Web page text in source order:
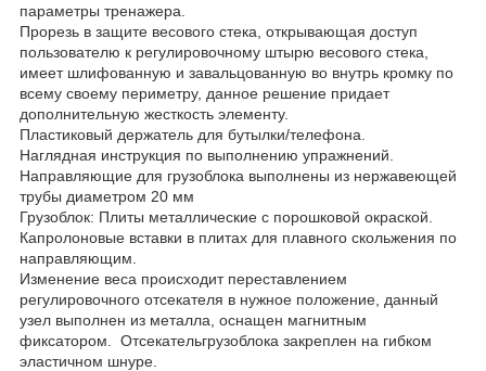
параметры тренажера.
Прорезь в защите весового стека, открывающая доступ
пользователю к регулировочному штырю весового стека,
имеет шлифованную и завальцованную во внутрь кромку по
всему своему периметру, данное решение придает
дополнительную жесткость элементу.
Пластиковый держатель для бутылки/телефона.
Наглядная инструкция по выполнению упражнений.
Направляющие для грузоблока выполнены из нержавеющей
трубы диаметром 20 мм
Грузоблок: Плиты металлические с порошковой окраской.
Капролоновые вставки в плитах для плавного скольжения по
направляющим.
Изменение веса происходит переставлением
регулировочного отсекателя в нужное положение, данный
узел выполнен из металла, оснащен магнитным
фиксатором. Отсекательгрузоблока закреплен на гибком
эластичном шнуре.